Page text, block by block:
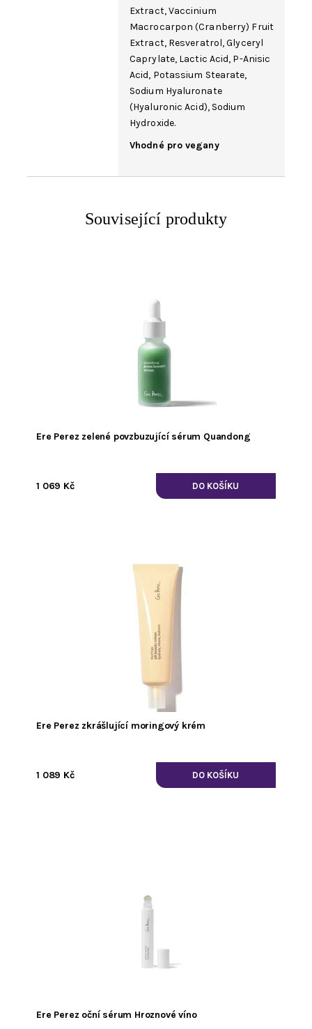
Extract, Vaccinium
Macrocarpon (Cranberry) Fruit
Extract, Resveratrol,Glyceryl
Caprylate, Lactic Acid, P-Anisic
Acid, Potassium Stearate,
Sodium Hyaluronate
(Hyaluronic Acid), Sodium
Hydroxide.
Vhodné pro vegany
Související produkty
Ere Perez zelené povzbuzující sérum Quandong
1 069 Kč
Ere Perez zkrášlující moringový krém
1 089 Kč
Ere Perez oční sérum Hroznové víno